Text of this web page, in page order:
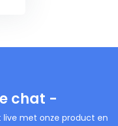
chat -
live met onze product en